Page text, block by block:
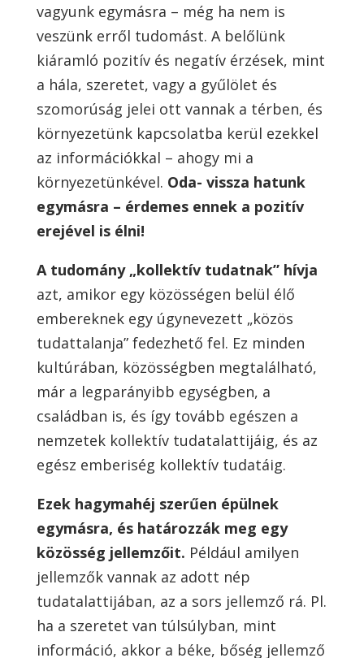
vagyunk egymásra – még ha nem is
veszünk erről tudomást. A belőlünk
kiáramló pozitív és negatív érzések, mint
a hála, szeretet, vagy a gyűlölet és
szomorúság jelei ott vannak a térben, és
környezetünk kapcsolatba kerül ezekkel
az információkkal – ahogy mi a
környezetünkével. Oda- vissza hatunk
egymásra – érdemes ennek a pozitív
erejével is élni!
A tudomány „kollektív tudatnak” hívja
azt, amikor egy közösségen belül élő
embereknek egy úgynevezett „közös
tudattalanja” fedezhető fel. Ez minden
kultúrában, közösségben megtalálható,
már a legparányibb egységben, a
családban is, és így tovább egészen a
nemzetek kollektív tudatalattijáig, és az
egész emberiség kollektív tudatáig.
Ezek hagymahéj szerűen épülnek
egymásra, és határozzák meg egy
közösség jellemzőit. Például amilyen
jellemzők vannak az adott nép
tudatalattijában, az a sors jellemző rá. Pl.
ha a szeretet van túlsúlyban, mint
információ, akkor a béke, bőség jellemző